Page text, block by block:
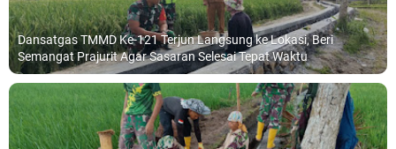
Dansatgas TMMD Ke-121 Terjun Langsung ke Lokasi, Beri
Semangat Prajurit Agar Sasaran Selesai Tepat Waktu